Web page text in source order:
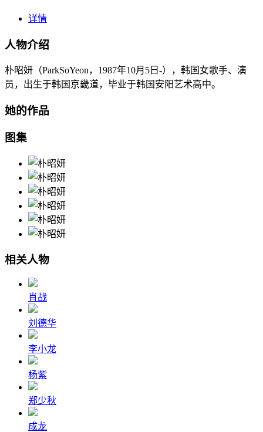
详情
人物介绍
朴昭妍（ParkSoYeon，1987年10月5日-），韩国女歌手、演
员，出生于韩国京畿道，毕业于韩国安阳艺术高中。
她的作品
图集
相关人物
肖战
刘德华
李小龙
杨紫
郑少秋
成龙